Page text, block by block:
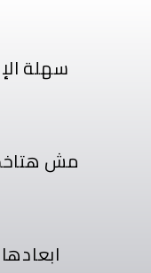
سهلة
مش
ابعادها 12*14*23*10.2 سم